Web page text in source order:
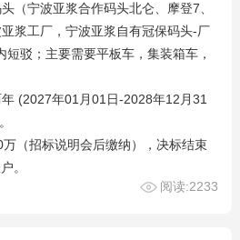
（宁波亚浆合作码头北仑、摩登7、
浆工厂，宁波亚浆自有冠保码头-厂
短驳；主要需要平板车，集装箱车，
(2027年01月01日-2028年12月31
（招标说明会后缴纳），决标结束
。
阅读:2233